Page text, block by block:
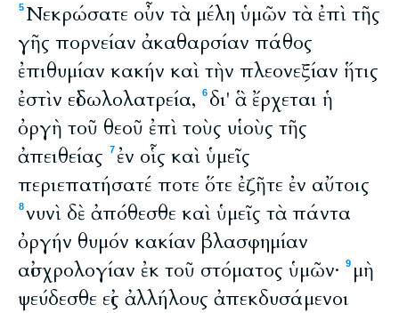
5 Νεκρώσατε οὖν τὰ μέλη ὑμῶν τὰ ἐπὶ τῆς
γῆς πορνείαν ἀκαθαρσίαν πάθος
ἐπιθυμίαν κακήν καὶ τὴν πλεονεξίαν ἥτις
ἐστὶν εἰδωλολατρεία,
6 δι' ἃ ἔρχεται ἡ
ὀργὴ τοῦ θεοῦ ἐπὶ τοὺς υἱοὺς τῆς
ἀπειθείας
7 ἐν οἷς καὶ ὑμεῖς
περιεπατήσατέ ποτε ὅτε ἐζῆτε ἐν αὔτοις
8νυνὶ δὲ ἀπόθεσθε καὶ ὑμεῖς τὰ πάντα
ὀργήν θυμόν κακίαν βλασφημίαν
αἰσχρολογίαν ἐκ τοῦ στόματος ὑμῶν·
9 μὴ
ψεύδεσθε εἰς ἀλλήλους ἀπεκδυσάμενοι